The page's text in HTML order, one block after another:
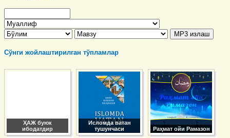
Сўнги жойлаштирилган тўпламлар
ҲАЖ буюк
ибодатдир
Исломда ватан
тушунчаси
Раҳмат ойи Рамазон